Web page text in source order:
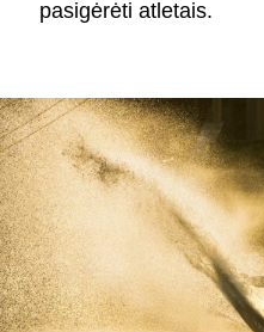
pasigėrėti atletais.